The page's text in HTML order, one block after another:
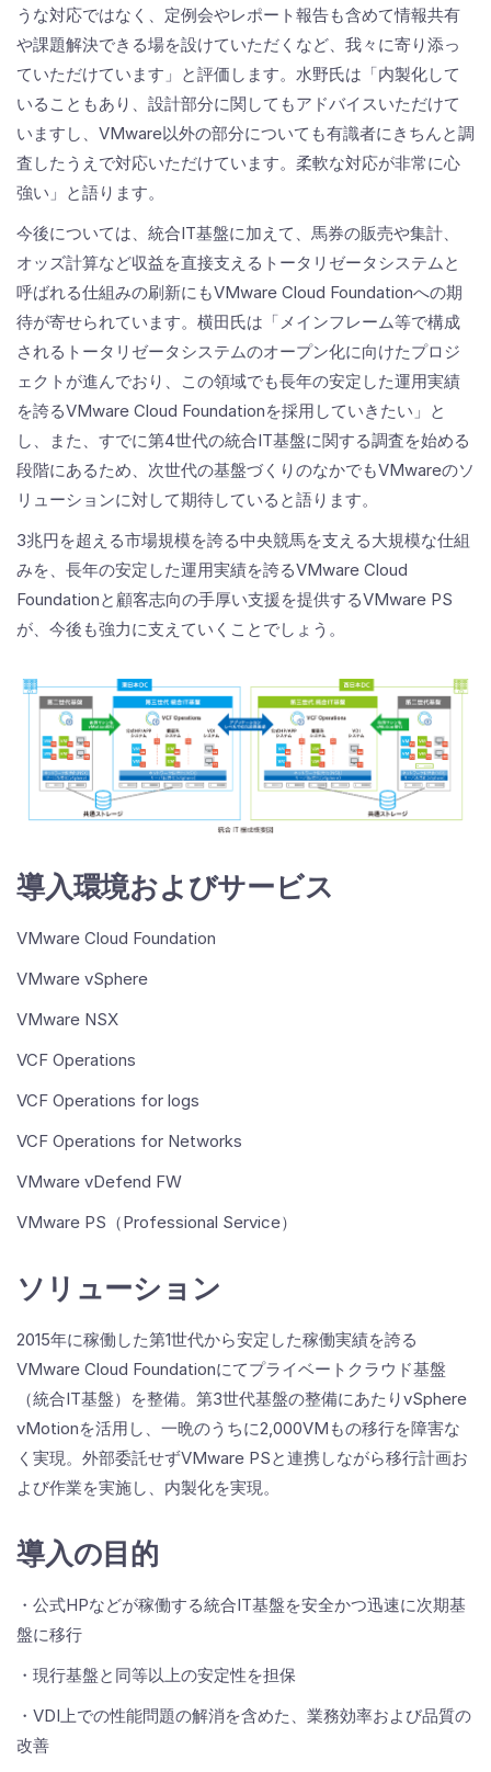
うな対応ではなく、定例会やレポート報告も含めて情報共有
や課題解決できる場を設けていただくなど、我々に寄り添っ
ていただけています」と評価します。水野氏は「内製化して
いることもあり、設計部分に関してもアドバイスいただけて
いますし、VMware以外の部分についても有識者にきちんと調
査したうえで対応いただけています。柔軟な対応が非常に心
強い」と語ります。
今後については、統合IT基盤に加えて、馬券の販売や集計、
オッズ計算など収益を直接支えるトータリゼータシステムと
呼ばれる仕組みの刷新にもVMware Cloud Foundationへの期
待が寄せられています。横田氏は「メインフレーム等で構成
されるトータリゼータシステムのオープン化に向けたプロジ
ェクトが進んでおり、この領域でも長年の安定した運用実績
を誇るVMware Cloud Foundationを採用していきたい」と
し、また、すでに第4世代の統合IT基盤に関する調査を始める
段階にあるため、次世代の基盤づくりのなかでもVMwareのソ
リューションに対して期待していると語ります。
3兆円を超える市場規模を誇る中央競馬を支える大規模な仕組
みを、長年の安定した運用実績を誇るVMware Cloud
Foundationと顧客志向の手厚い支援を提供するVMware PS
が、今後も強力に支えていくことでしょう。
導入環境およびサービス
VMware Cloud Foundation
VMware vSphere
VMware NSX
VCF Operations
VCF Operations for logs
VCF Operations for Networks
VMware vDefend FW
VMware PS（Professional Service）
ソリューション
2015年に稼働した第1世代から安定した稼働実績を誇る
VMware Cloud Foundationにてプライベートクラウド基盤
（統合IT基盤）を整備。第3世代基盤の整備にあたりvSphere
vMotionを活用し、一晩のうちに2,000VMもの移行を障害な
く実現。外部委託せずVMware PSと連携しながら移行計画お
よび作業を実施し、内製化を実現。
導入の目的
・公式HPなどが稼働する統合IT基盤を安全かつ迅速に次期基
盤に移行
・現行基盤と同等以上の安定性を担保
・VDI上での性能問題の解消を含めた、業務効率および品質の
改善